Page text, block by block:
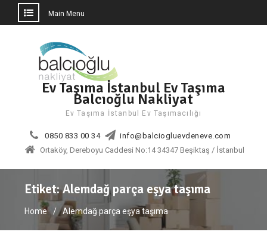
Main Menu
Ev Taşıma İstanbul Ev Taşıma
Balcıoğlu Nakliyat
Ev Taşıma İstanbul Ev Taşımacılığı
0850 833 00 34
info@balciogluevdeneve.com
Ortaköy, Dereboyu Caddesi No:14 34347 Beşiktaş / İstanbul
Etiket:Alemdağ parça eşya taşıma
Home Alemdağ parça eşya taşıma